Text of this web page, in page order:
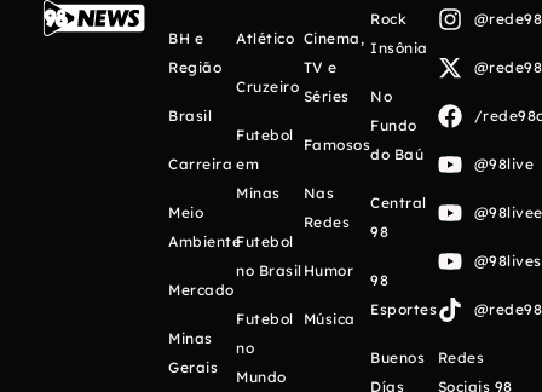
BH e
Região
Brasil
Carreira
Meio
Ambiente
Mercado
Minas
Gerais
Atlético
Cruzeiro
Futebol
em
Minas
Futebol
no Brasil
Futebol
no
Mundo
Cinema,
TV e
Séries
Famosos
Nas
Redes
Humor
Música
Rock
Insônia
No
Fundo
do Baú
Central
98
98
Esportes
Buenos
Días
/
@98live
Redes
Sociais 98